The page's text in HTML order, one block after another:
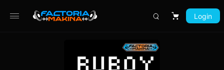
Carrito
Login